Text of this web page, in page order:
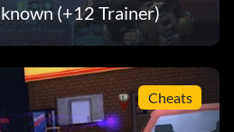
(+12 Trainer)
Cheats